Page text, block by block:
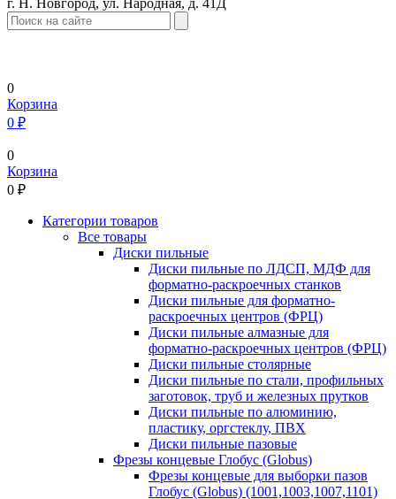
г. Н. Новгород, ул. Народная, д. 41Д
0
Корзина
0 ₽
0
Корзина
0 ₽
Категории товаров
Все товары
Диски пильные
Диски пильные по ЛДСП, МДФ для
форматно-раскроечных станков
Диски пильные для форматно-
раскроечных центров (ФРЦ)
Диски пильные алмазные для
форматно-раскроечных центров (ФРЦ)
Диски пильные столярные
Диски пильные по стали, профильных
заготовок, труб и железных прутков
Диски пильные по алюминию,
пластику, оргстеклу, ПВХ
Диски пильные пазовые
Фрезы концевые Глобус (Globus)
Фрезы концевые для выборки пазов
Глобус (Globus) (1001,1003,1007,1101)